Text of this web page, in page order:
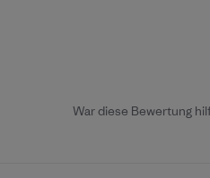
War diese Bewertung